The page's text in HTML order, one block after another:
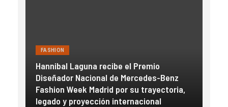
FASHION
Hannibal Laguna recibe el Premio
Diseñador Nacional de Mercedes-Benz
Fashion Week Madrid por su trayectoria,
legado y proyección internacional